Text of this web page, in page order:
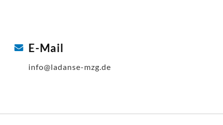
E-Mail
info@ladanse-mzg.de